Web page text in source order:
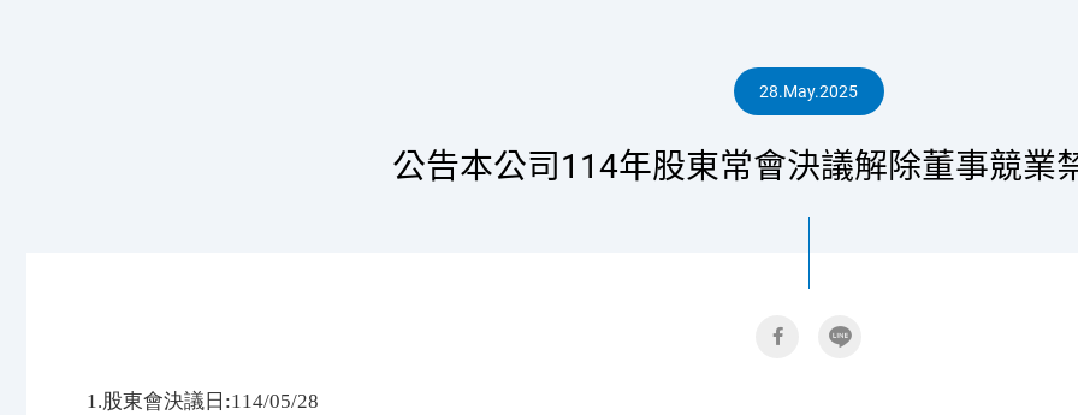
人
專
區
28.May.2025
公告本公司114年股東常會決議解除董事競業
1.股東會決議日:114/05/28